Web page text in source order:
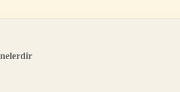
nelerdir